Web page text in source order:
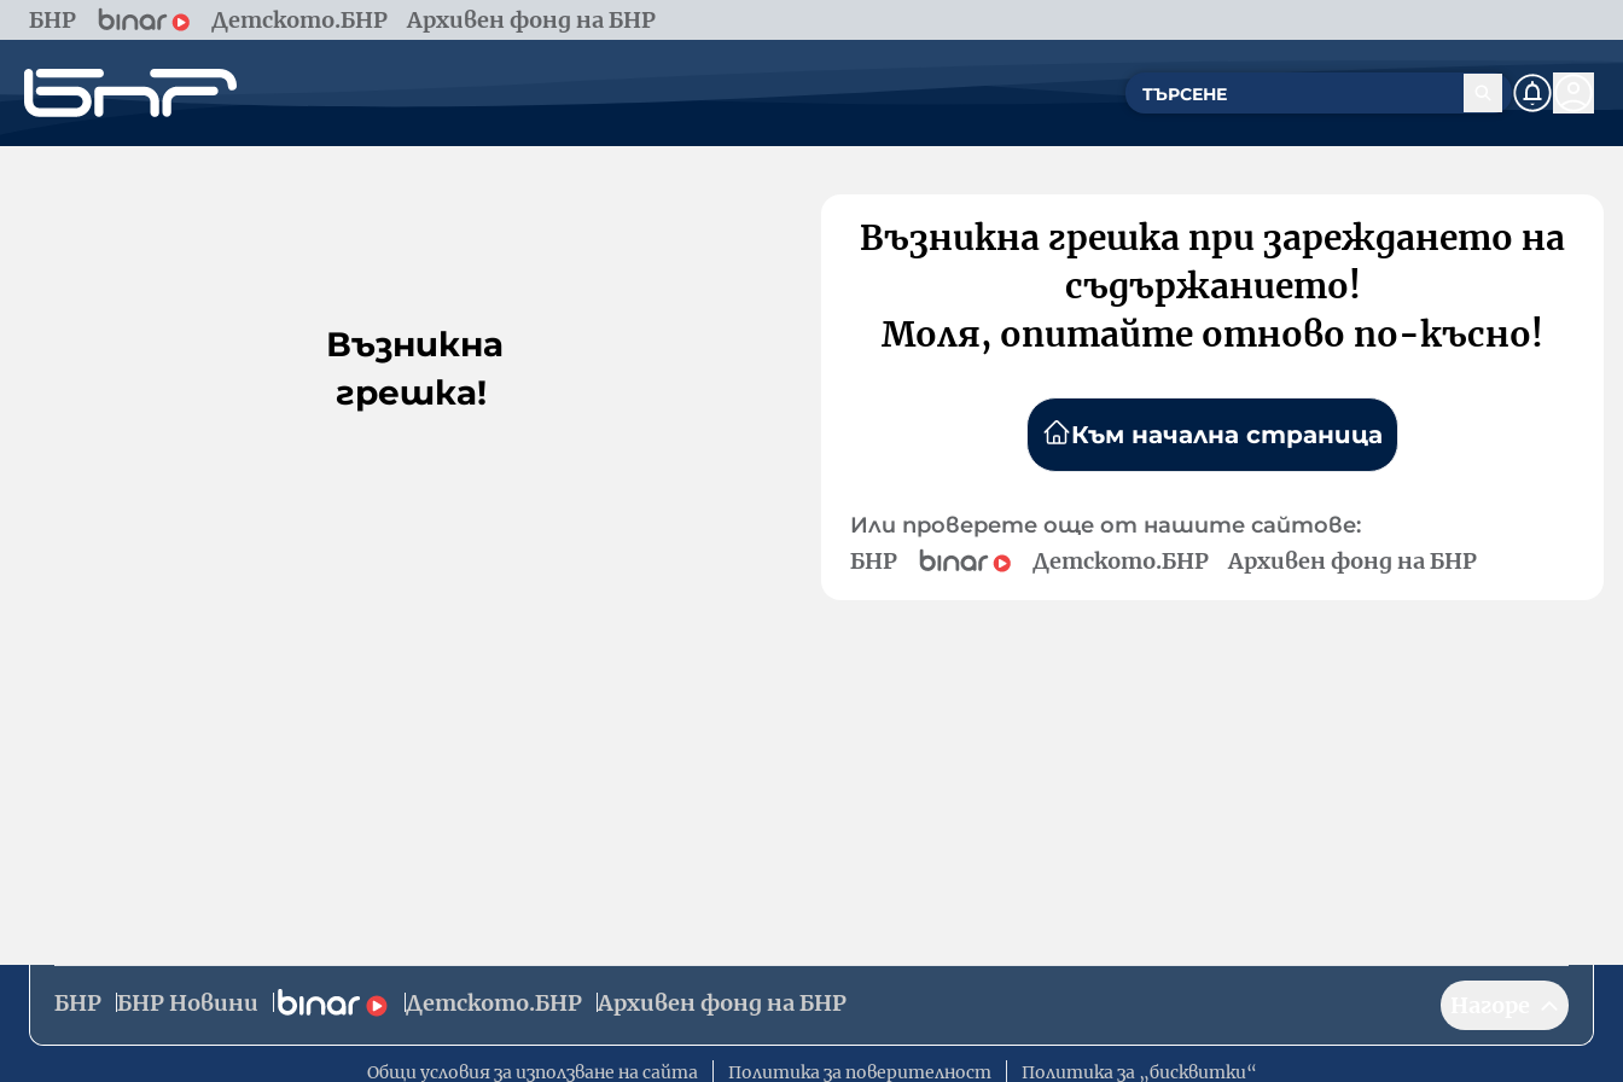
БНР Детското.БНР Архивен фонд на БНР
Възникна
грешка!
Възникна грешка при зареждането на
съдържанието!
Моля, опитайте отново по-късно!
Към начална страница
Или проверете още от нашите сайтове:
БНР Детското.БНР Архивен фонд на БНР
БНР БНР Новини Детското.БНР Архивен фонд на БНР
Общи условия за използване на сайта Политика за поверителност Политика за „бисквитки“